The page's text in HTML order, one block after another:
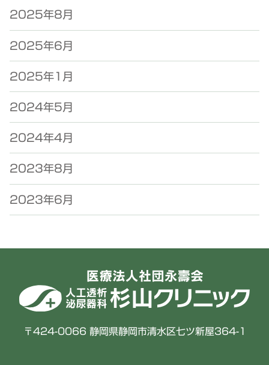
2025年8月
2025年6月
2025年1月
2024年5月
2024年4月
2023年8月
2023年6月
〒424-0066 静岡県静岡市清水区七ツ新屋364-1